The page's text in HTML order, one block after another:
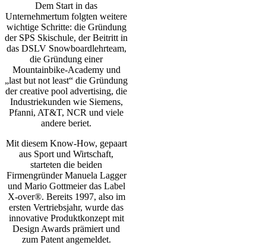
Dem Start in das
Unternehmertum folgten weitere
wichtige Schritte: die Gründung
der SPS Skischule, der Beitritt in
das DSLV Snowboardlehrteam,
die Gründung einer
Mountainbike-Academy und
„last but not least“ die Gründung
der creative pool advertising, die
Industriekunden wie Siemens,
Pfanni, AT&T, NCR und viele
andere beriet.
Mit diesem Know-How, gepaart
aus Sport und Wirtschaft,
starteten die beiden
Firmengründer Manuela Lagger
und Mario Gottmeier das Label
X-over®. Bereits 1997, also im
ersten Vertriebsjahr, wurde das
innovative Produktkonzept mit
Design Awards prämiert und
zum Patent angemeldet.